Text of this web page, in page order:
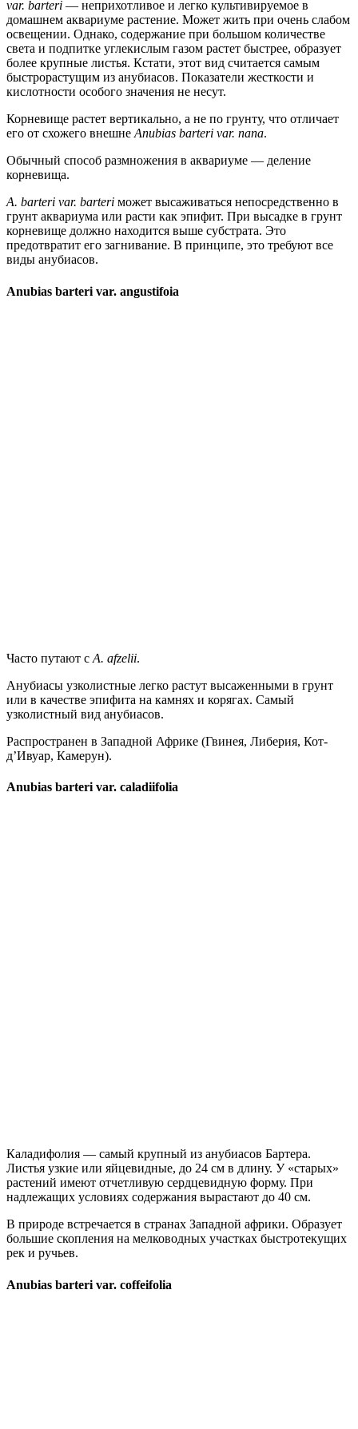
var. barteri — неприхотливое и легко культивируемое в
домашнем аквариуме растение. Может жить при очень слабом
освещении. Однако, содержание при большом количестве
света и подпитке углекислым газом растет быстрее, образует
более крупные листья. Кстати, этот вид считается самым
быстрорастущим из анубиасов. Показатели жесткости и
кислотности особого значения не несут.
Корневище растет вертикально, а не по грунту, что отличает
его от схожего внешнеAnubias barteri var. nana.
Обычный способ размножения в аквариуме — деление
корневища.
A. barteri var. barteri может высаживаться непосредственно в
грунт аквариума или расти как эпифит. При высадке в грунт
корневище должно находится выше субстрата. Это
предотвратит его загнивание. В принципе, это требуют все
виды анубиасов.
Anubias barteri var. angustifoia
Часто путают с A. afzelii.
Анубиасы узколистные легко растут высаженными в грунт
или в качестве эпифита на камнях и корягах. Самый
узколистный вид анубиасов.
Распространен в Западной Африке (Гвинея, Либерия, Кот-
д’Ивуар, Камерун).
Anubias barteri var. caladiifolia
Каладифолия — самый крупный из анубиасов Бартера.
Листья узкие или яйцевидные, до 24 см в длину. У «старых»
растений имеют отчетливую сердцевидную форму. При
надлежащих условиях содержания вырастают до 40 см.
В природе встречается в странах Западной африки. Образует
большие скопления на мелководных участках быстротекущих
рек и ручьев.
Anubias barteri var. coffeifolia